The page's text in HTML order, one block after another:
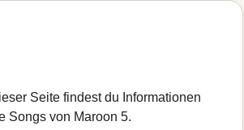
Seite findest du Informationen
Songs von Maroon 5.